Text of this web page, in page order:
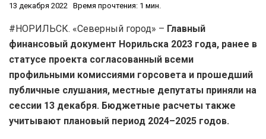
13 декабря 2022 Время прочтения: 1 мин.
#НОРИЛЬСК. «Северный город» – Главный
финансовый документ Норильска 2023 года, ранее в
статусе проекта согласованный всеми
профильными комиссиями горсовета и прошедший
публичные слушания, местные депутаты приняли на
сессии 13 декабря. Бюджетные расчеты также
учитывают плановый период 2024–2025 годов.